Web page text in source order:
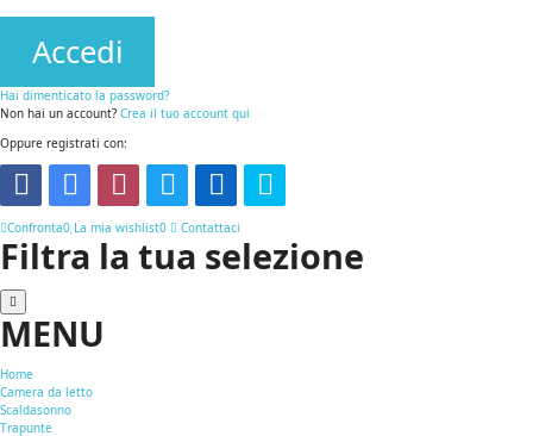
Accedi
Hai dimenticato la password?
Non hai un account? Crea il tuo account qui
Oppure registrati con:
Confronta0 La mia wishlist0 Contattaci
Filtra la tua selezione
MENU
Home
Camera da letto
Scaldasonno
Trapunte